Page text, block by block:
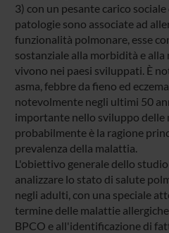
3) con un pesante carico
patologie sono associate ad
funzionalità polmonare, esse
sostanziale alla morbidità e
vivono nei paesi sviluppati. È
asma, febbre da fieno ed
notevolmente negli ultimi 50
importante nello sviluppo delle
probabilmente è la ragione
prevalenza della malattia.
L'obiettivo generale dello
analizzare lo stato di salute
negli adulti, con una speciale
termine delle malattie
BPCO e all'identificazione di